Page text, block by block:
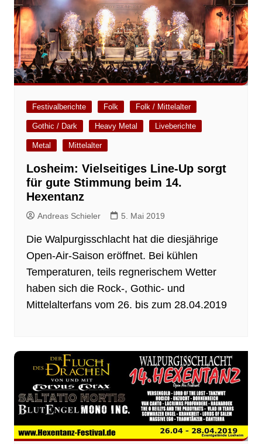
Festivalberichte Folk Folk / Mittelalter
Gothic / Dark Heavy Metal Liveberichte
Metal Mittelalter
Losheim: Vielseitiges Line-Up sorgt
für gute Stimmung beim 14.
Hexentanz
Andreas Schieler 5. Mai 2019
Die Walpurgisschlacht hat die diesjährige
Open-Air-Saison eröffnet. Bei kühlen
Temperaturen, teils regnerischem Wetter
haben sich die Rock-, Gothic- und
Mittelalterfans vom 26. bis zum 28.04.2019